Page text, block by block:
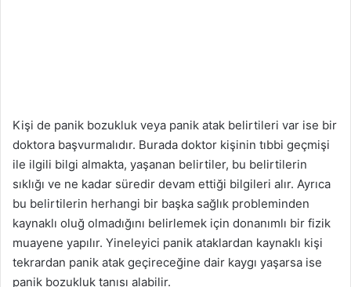
Kişi de panik bozukluk veya panik atak belirtileri var ise bir
doktora başvurmalıdır. Burada doktor kişinin tıbbi geçmişi
ile ilgili bilgi almakta, yaşanan belirtiler, bu belirtilerin
sıklığı ve ne kadar süredir devam ettiği bilgileri alır. Ayrıca
bu belirtilerin herhangi bir başka sağlık probleminden
kaynaklı oluğ olmadığını belirlemek için donanımlı bir fizik
muayene yapılır. Yineleyici panik ataklardan kaynaklı kişi
tekrardan panik atak geçireceğine dair kaygı yaşarsa ise
panik bozukluk tanısı alabilir.